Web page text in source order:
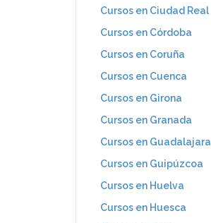
Cursos en Ciudad Real
Cursos en Córdoba
Cursos en Coruña
Cursos en Cuenca
Cursos en Girona
Cursos en Granada
Cursos en Guadalajara
Cursos en Guipúzcoa
Cursos en Huelva
Cursos en Huesca